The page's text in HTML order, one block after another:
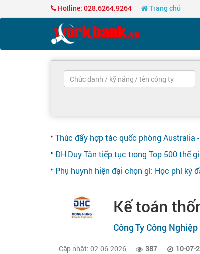
Hotline: 028.6264.9264 Trang chủ
Thúc đẩy hợp tác quốc phòng Australia
ĐH Duy Tân tiếp tục trong Top 500 thế
Phụ huynh hiện đại chọn gì: Học phí kỳ
Kế toán
Công Ty Công
Cập nhật: 02-06-2026 387 10-07-